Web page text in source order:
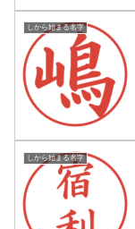
しから始まる名字
しから始まる名字